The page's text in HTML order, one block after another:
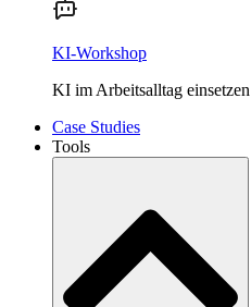
KI-Workshop
KI im Arbeitsalltag einsetzen
Case Studies
Tools